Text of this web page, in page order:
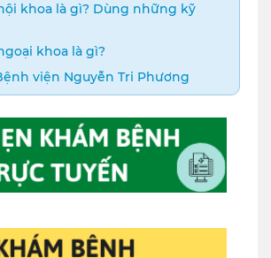
khoa là gì? Dùng những kỹ
khoa là gì?
viện Nguyễn Tri Phương